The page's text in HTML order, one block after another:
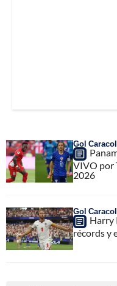
Gol Caracol
VIVO por
2026
Gol Caracol
Harry
récords y